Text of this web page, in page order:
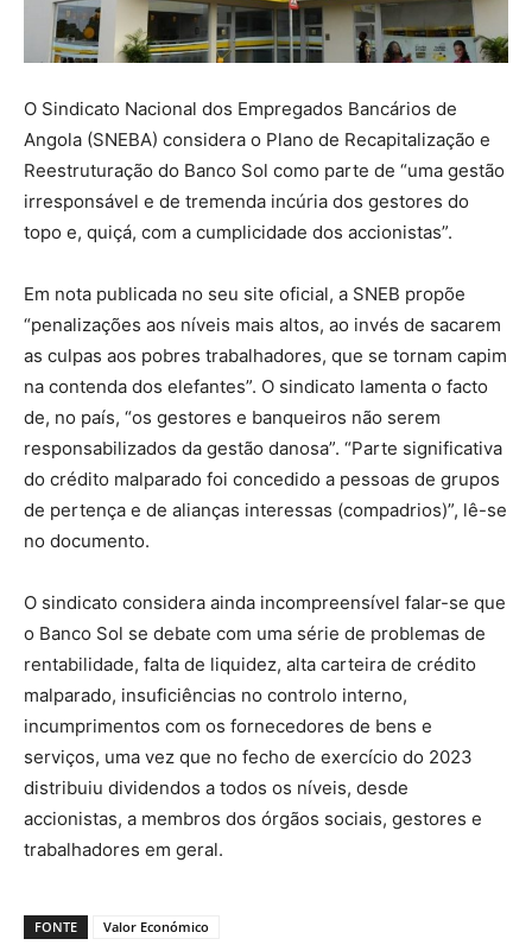
O Sindicato Nacional dos Empregados Bancários de
Angola (SNEBA) considera o Plano de Recapitalização e
Reestruturação do Banco Sol como parte de “uma gestão
irresponsável e de tremenda incúria dos gestores do
topo e, quiçá, com a cumplicidade dos accionistas”.
Em nota publicada no seu site oficial, a SNEB propõe
“penalizações aos níveis mais altos, ao invés de sacarem
as culpas aos pobres trabalhadores, que se tornam capim
na contenda dos elefantes”. O sindicato lamenta o facto
de, no país, “os gestores e banqueiros não serem
responsabilizados da gestão danosa”. “Parte significativa
do crédito malparado foi concedido a pessoas de grupos
de pertença e de alianças interessas (compadrios)”, lê-se
no documento.
O sindicato considera ainda incompreensível falar-se que
o Banco Sol se debate com uma série de problemas de
rentabilidade, falta de liquidez, alta carteira de crédito
malparado, insuficiências no controlo interno,
incumprimentos com os fornecedores de bens e
serviços, uma vez que no fecho de exercício do 2023
distribuiu dividendos a todos os níveis, desde
accionistas, a membros dos órgãos sociais, gestores e
trabalhadores em geral.
FONTE Valor Económico